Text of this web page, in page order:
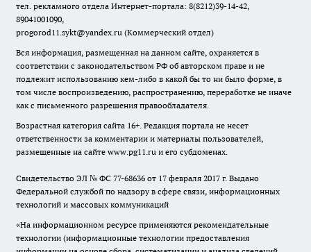
тел. рекламного отдела Интернет-портала: 8(8212)39-14-42,
89041001090,
progorod11.sykt@yandex.ru (Коммерческий отдел)
Вся информация, размещенная на данном сайте, охраняется в
соответствии с законодательством РФ об авторском праве и не
подлежит использованию кем-либо в какой бы то ни было форме, в
том числе воспроизведению, распространению, переработке не иначе
как с письменного разрешения правообладателя.
Возрастная категория сайта 16+. Редакция портала не несет
ответственности за комментарии и материалы пользователей,
размещенные на сайте www.pg11.ru и его субдоменах.
Свидетельство ЭЛ № ФС 77-68636 от 17 февраля 2017 г. Выдано
Федеральной службой по надзору в сфере связи, информационных
технологий и массовых коммуникаций
«На информационном ресурсе применяются рекомендательные
технологии (информационные технологии предоставления